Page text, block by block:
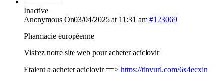
Inactive
Anonymous On03/04/2025 at 11:31 am #123069
Pharmacie européenne
Visitez notre site web pour acheter aciclovir
Etaient a acheter aciclovir ==> https://tinyurl.com/6x4ecxjn